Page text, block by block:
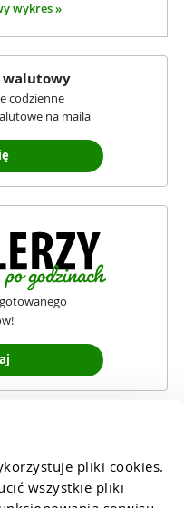
pliki cookies.
wszystkie pliki
wykres »
codzienne
na maila